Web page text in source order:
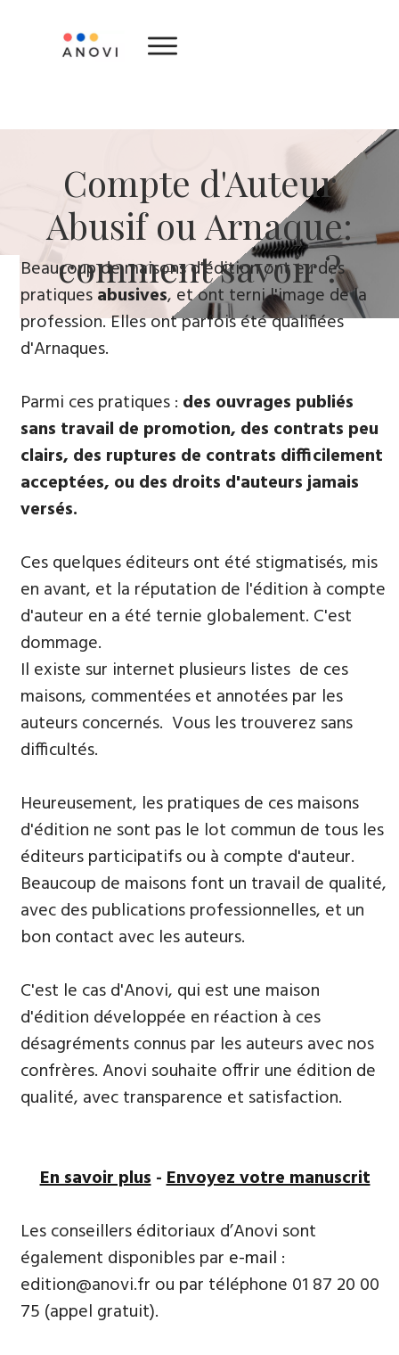
​Compte d'Auteur
Abusif ou Arnaque:
comment savoir ?
​Beaucoup de maisons d'édition ont eu des
pratiquesabusives, ​et ont terni l'image de la
profession. Elles ont parfois été qualifiées
d'Arnaques.
Parmi ​ces pratiques : des ouvrages publiés
sans travail de promotion, des contrats peu
clairs, des ruptures de contrats difficilement
acceptées, ou des droits d'auteurs jamais
versés.
Ces quelques éditeurs ont été stigmatisés, mis
en avant, et la réputation de l'édition à compte
d'auteur en a été ternie globalement. C'est
dommage.
Il existe sur internet plusieurs listes de ces
maisons, commentées et annotées par les
auteurs concernés. Vous les trouverez sans
difficultés.
​Heureusement, les pratiques de ces maisons
d'édition ne sont pas le lot commun de tous les
éditeurs participatifs ou à compte d'auteur.
Beaucoup de maisons font un travail de qualité,
avec des publications professionnelles, et un
bon contact avec les auteurs.
C'est le cas d'Anovi, qui est une maison
d'édition développée en réaction à ces
désagréments connus par les auteurs avec nos
confrères. Anovi souhaite offrir une édition de
qualité, avec transparence et satisfaction.
En savoir plus-Envoyez votre manuscrit
Les conseillers éditoriaux d’Anovi sont
également disponibles par e-mail :
edition@anovi.fr ou par téléphone ​​0​1 87 20 00
75 (appel gratuit).